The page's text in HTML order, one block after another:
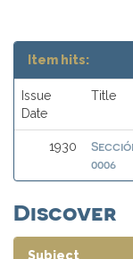
Item hits:
Issue
Date
Title
1930
0006
Discover
Subject